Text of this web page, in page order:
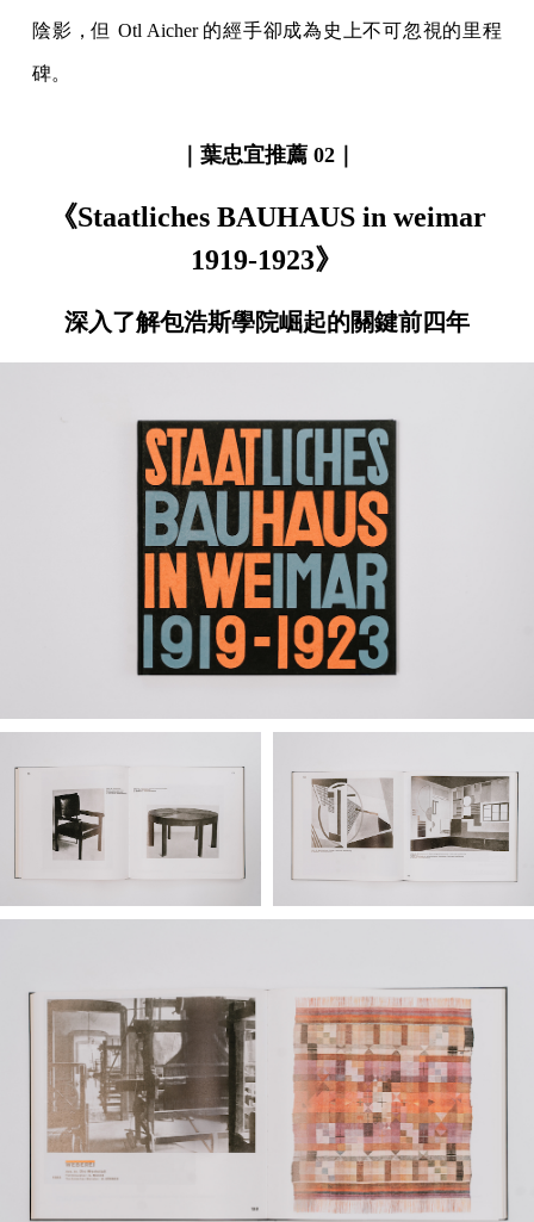
陰影，但 Otl Aicher 的經手卻成為史上不可忽視的里程
碑。
｜葉忠宜推薦 02｜
《Staatliches BAUHAUS in weimar
1919-1923》
深入了解包浩斯學院崛起的關鍵前四年